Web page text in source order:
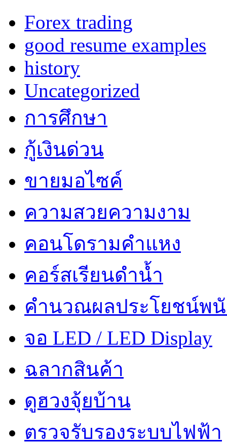
Forex trading
good resume examples
history
Uncategorized
การศึกษา
กู้เงินด่วน
ขายมอไซค์
ความสวยความงาม
คอนโดรามคำแหง
คอร์สเรียนดำน้ำ
คำนวณผลประโยชน์พ
จอ LED / LED Display
ฉลากสินค้า
ดูฮวงจุ้ยบ้าน
ตรวจรับรองระบบไฟฟ้า